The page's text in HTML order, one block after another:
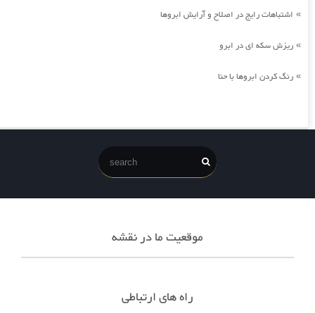
» اشتباهات رایج در اصلاح و آرایش ابروها
» ریزش سکه ای در ابرو
» رنگ کردن ابروها با حنا
موقعیت ما در نقشه
راه های ارتباطی